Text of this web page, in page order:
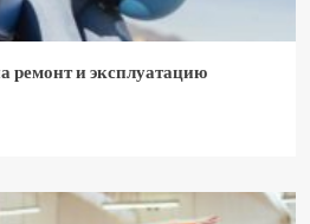
ремонт и эксплуатацию